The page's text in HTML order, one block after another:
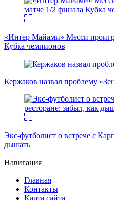
«Интер Майами» Месси
Кубка чемпионов
Кержаков назвал проблему
Экс-футболист о встрече с
дышать
Навигация
Главная
Контакты